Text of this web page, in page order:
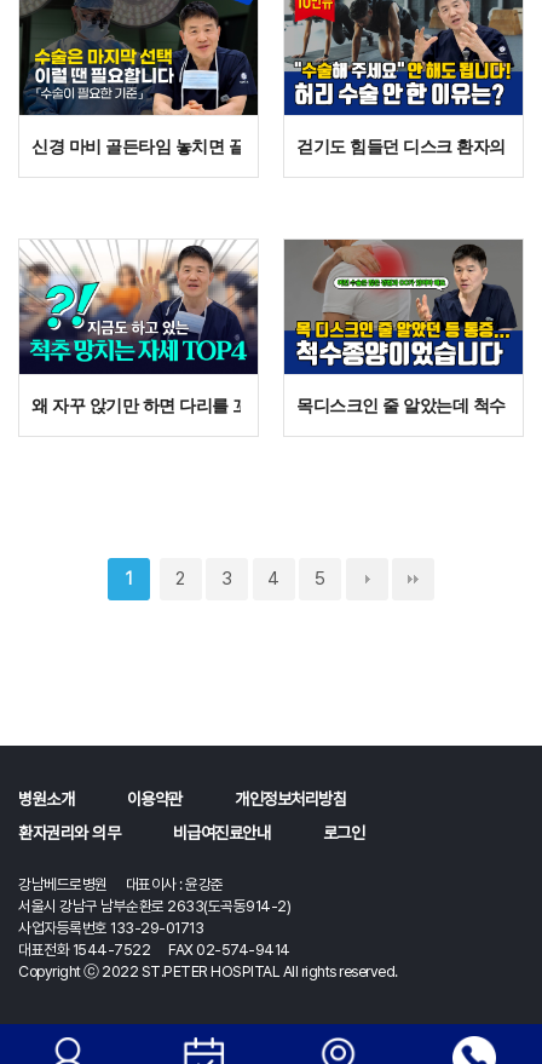
신경 마비 골든타임 놓치면 끝? 전문의가 말하는 '이 증상' 절대 참지 마
걷기도 힘들던 디스크 환자의 반
왜 자꾸 앉기만 하면 다리를 꼬게 될까? OO가 무너졌기 때문입니다.
목디스크인 줄 알았는데 척수종
1 2 3 4 5
병원소개 이용약관
개인정보처리방침
환자권리와 의무
비급여진료안내 로그인
강남베드로병원 대표이사 : 윤강준
서울시 강남구 남부순환로 2633(도곡동914-2)
사업자등록번호 133-29-01713
대표전화 1544-7522 FAX 02-574-9414
Copyright ⓒ 2022 ST.PETER HOSPITAL All rights reserved.